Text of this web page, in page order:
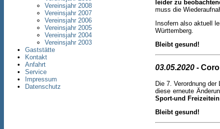
Vereinsjahr 2008
Vereinsjahr 2007
Vereinsjahr 2006
Vereinsjahr 2005
Vereinsjahr 2004
Vereinsjahr 2003
Gaststätte
Kontakt
Anfahrt
Service
Impressum
Datenschutz
leider zu
muss die
Insofern also aktuell
Württemberg.
Bleibt gesund!
03.05.2020 -
Die 7. Verordnung
diese erneute
Sport-und
Bleibt gesund!